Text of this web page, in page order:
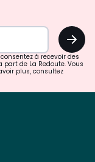
OK
à recevoir des
de La Redoute. Vous
plus, consultez